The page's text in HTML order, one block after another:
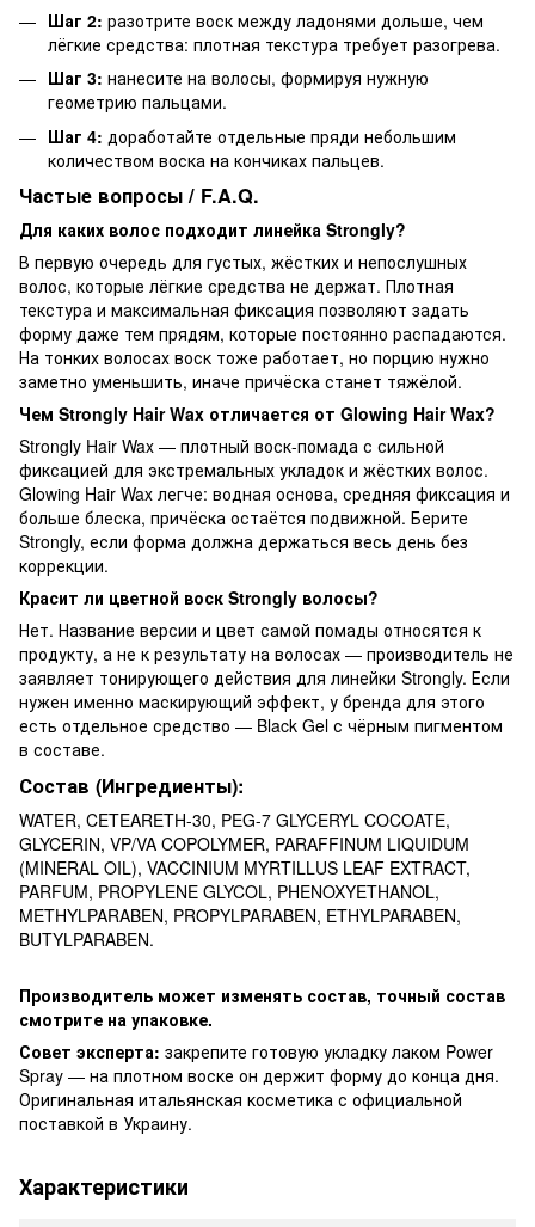
Шаг 2: разотрите воск между ладонями дольше, чем
лёгкие средства: плотная текстура требует разогрева.
Шаг 3: нанесите на волосы, формируя нужную
геометрию пальцами.
Шаг 4: доработайте отдельные пряди небольшим
количеством воска на кончиках пальцев.
Частые вопросы / F.A.Q.
Для каких волос подходит линейка Strongly?
В первую очередь для густых, жёстких и непослушных
волос, которые лёгкие средства не держат. Плотная
текстура и максимальная фиксация позволяют задать
форму даже тем прядям, которые постоянно распадаются.
На тонких волосах воск тоже работает, но порцию нужно
заметно уменьшить, иначе причёска станет тяжёлой.
Чем Strongly Hair Wax отличается от Glowing Hair Wax?
Strongly Hair Wax — плотный воск-помада с сильной
фиксацией для экстремальных укладок и жёстких волос.
Glowing Hair Wax легче: водная основа, средняя фиксация и
больше блеска, причёска остаётся подвижной. Берите
Strongly, если форма должна держаться весь день без
коррекции.
Красит ли цветной воск Strongly волосы?
Нет. Название версии и цвет самой помады относятся к
продукту, а не к результату на волосах — производитель не
заявляет тонирующего действия для линейки Strongly. Если
нужен именно маскирующий эффект, у бренда для этого
есть отдельное средство — Black Gel с чёрным пигментом
в составе.
Состав (Ингредиенты):
WATER, CETEARETH-30, PEG-7 GLYCERYL COCOATE,
GLYCERIN, VP/VA COPOLYMER, PARAFFINUM LIQUIDUM
(MINERAL OIL), VACCINIUM MYRTILLUS LEAF EXTRACT,
PARFUM, PROPYLENE GLYCOL, PHENOXYETHANOL,
METHYLPARABEN, PROPYLPARABEN, ETHYLPARABEN,
BUTYLPARABEN.
Производитель может изменять состав, точный состав
смотрите на упаковке.
Совет эксперта: закрепите готовую укладку лаком Power
Spray — на плотном воске он держит форму до конца дня.
Оригинальная итальянская косметика с официальной
поставкой в Украину.
Характеристики